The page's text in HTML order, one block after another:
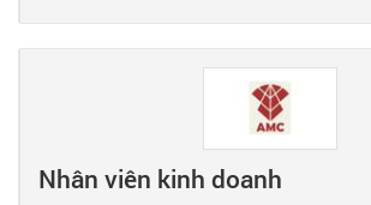
Nhân viên kinh doanh